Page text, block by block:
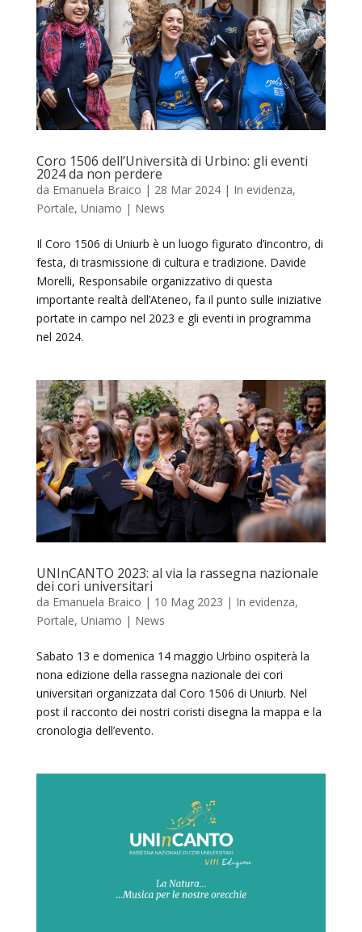
Coro 1506 dell’Università di Urbino: gli eventi
2024 da non perdere
da Emanuela Braico | 28 Mar 2024| In evidenza,
Portale, Uniamo | News
Il Coro 1506 di Uniurb è un luogo figurato d’incontro, di
festa, di trasmissione di cultura e tradizione. Davide
Morelli, Responsabile organizzativo di questa
importante realtà dell’Ateneo, fa il punto sulle iniziative
portate in campo nel 2023 e gli eventi in programma
nel 2024.
UNInCANTO 2023: al via la rassegna nazionale
dei cori universitari
da Emanuela Braico | 10 Mag 2023 | In evidenza,
Portale, Uniamo | News
Sabato 13 e domenica 14 maggio Urbino ospiterà la
nona edizione della rassegna nazionale dei cori
universitari organizzata dal Coro 1506 di Uniurb. Nel
post il racconto dei nostri coristi disegna la mappa e la
cronologia dell’evento.